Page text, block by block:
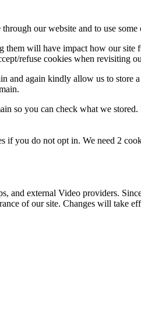
our website and to use some
them will have impact how our
refuse cookies when revisiting
and again kindly allow us to store
so you can check what we
if you do not opt in. We need 2
and external Video providers.
of our site. Changes will take